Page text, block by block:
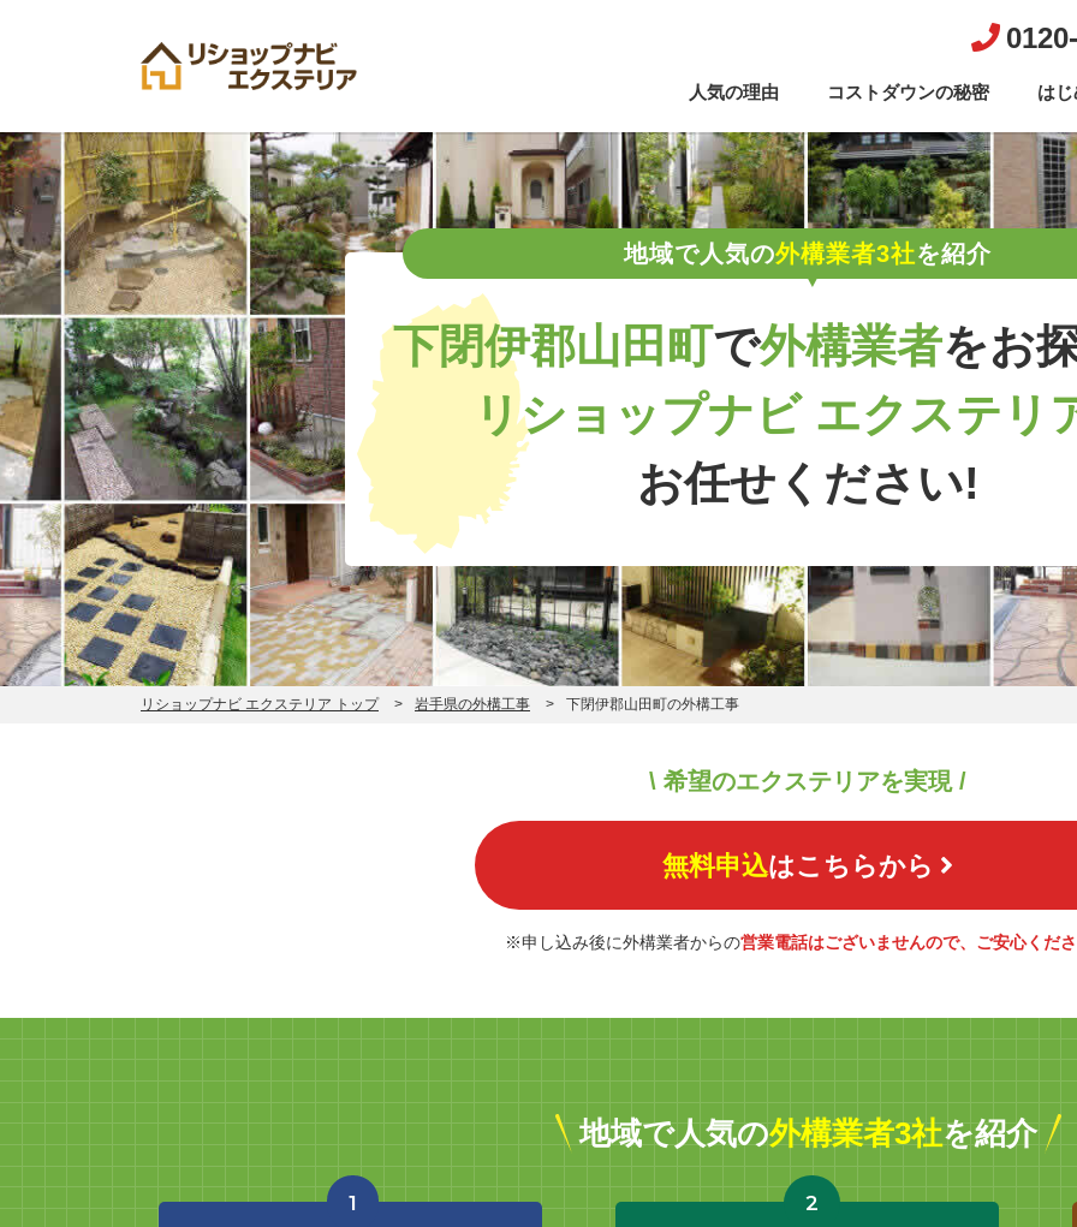
人気の理由 コストダウンの秘密 は
地域で人気の外構業者3社を紹介
下閉伊郡山田町で外構業者をお
リショップナビ エクステリ
お任せください!
リショップナビ エクステリア トップ 岩手県の外構工事 下閉伊郡山田町の外構工事
\ 希望のエクステリアを実現 /
無料申込はこちらから
※申し込み後に外構業者からの営業電話はございませんので、ご安心くだ
地域で人気の外構業者3社を紹介
1
2